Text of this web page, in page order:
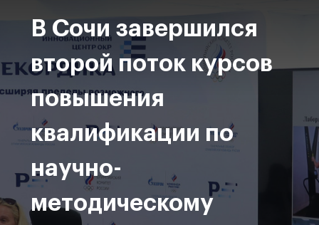
В Сочи завершился
второй поток курсов
повышения
квалификации по
научно-
методическому